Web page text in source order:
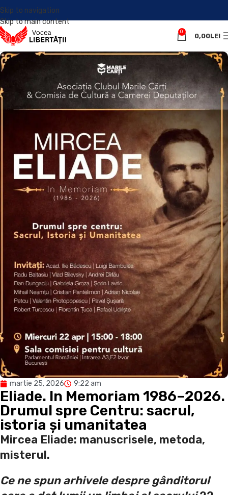
Skip to navigation
Skip to main content
0
0,00LEI
martie 25, 2026 9:22 am
Eliade. In Memoriam 1986–2026.
Drumul spre Centru: sacrul,
istoria și umanitatea
Mircea Eliade: manuscrisele, metoda,
misterul.
Ce ne spun arhivele despre gânditorul